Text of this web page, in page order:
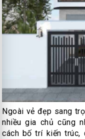
Ngoài vẻ đẹp sang
nhiều gia chủ cũng
cách bố trí kiến trúc,